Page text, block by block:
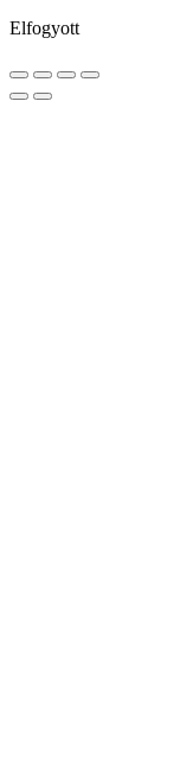
Elfogyott